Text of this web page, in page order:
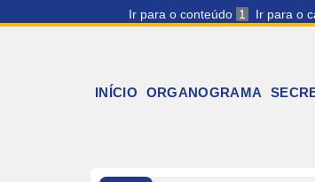
Ir para o conteúdo 1 Ir para o
INÍCIO ORGANOGRAMA